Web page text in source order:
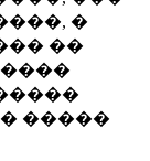
�
��
�����